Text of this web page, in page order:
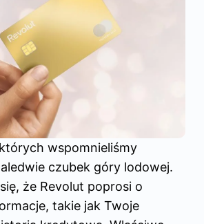
wspomnieliśmy
czubek góry lodowej.
że Revolut poprosi o
takie jak Twoje